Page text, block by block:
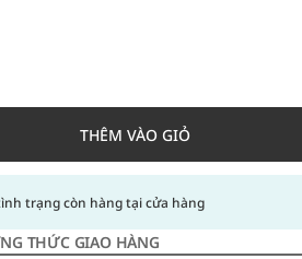
THÊM VÀO GIỎ
trạng còn hàng tại cửa hàng
THỨC GIAO HÀNG